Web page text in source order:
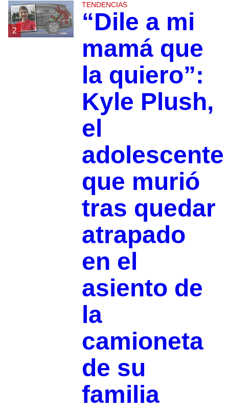
2
TENDENCIAS
“Dile a mi
mamá que
la quiero”:
Kyle Plush,
el
adolescente
que murió
tras quedar
atrapado
en el
asiento de
la
camioneta
de su
familia